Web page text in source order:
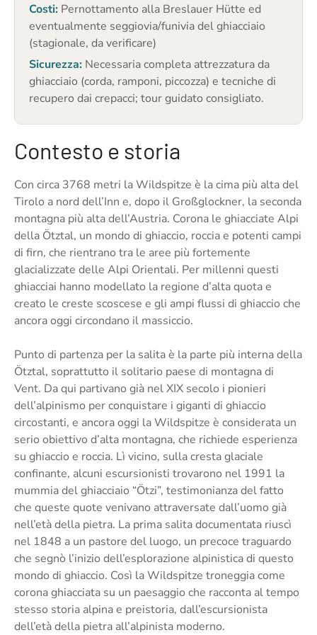
Costi: Pernottamento alla Breslauer Hütte ed
eventualmente seggiovia/funivia del ghiacciaio
(stagionale, da verificare)
Sicurezza: Necessaria completa attrezzatura da
ghiacciaio (corda, ramponi, piccozza) e tecniche di
recupero dai crepacci; tour guidato consigliato.
Contesto e storia
Con circa 3768 metri la Wildspitze è la cima più alta del
Tirolo a nord dell’Inn e, dopo il Großglockner, la seconda
montagna più alta dell’Austria. Corona le ghiacciate Alpi
della Ötztal, un mondo di ghiaccio, roccia e potenti campi
di firn, che rientrano tra le aree più fortemente
glacializzate delle Alpi Orientali. Per millenni questi
ghiacciai hanno modellato la regione d’alta quota e
creato le creste scoscese e gli ampi flussi di ghiaccio che
ancora oggi circondano il massiccio.
Punto di partenza per la salita è la parte più interna della
Ötztal, soprattutto il solitario paese di montagna di
Vent. Da qui partivano già nel XIX secolo i pionieri
dell’alpinismo per conquistare i giganti di ghiaccio
circostanti, e ancora oggi la Wildspitze è considerata un
serio obiettivo d’alta montagna, che richiede esperienza
su ghiaccio e roccia. Lì vicino, sulla cresta glaciale
confinante, alcuni escursionisti trovarono nel 1991 la
mummia del ghiacciaio “Ötzi”, testimonianza del fatto
che queste quote venivano attraversate dall’uomo già
nell’età della pietra. La prima salita documentata riuscì
nel 1848 a un pastore del luogo, un precoce traguardo
che segnò l’inizio dell’esplorazione alpinistica di questo
mondo di ghiaccio. Così la Wildspitze troneggia come
corona ghiacciata su un paesaggio che racconta al tempo
stesso storia alpina e preistoria, dall’escursionista
dell’età della pietra all’alpinista moderno.